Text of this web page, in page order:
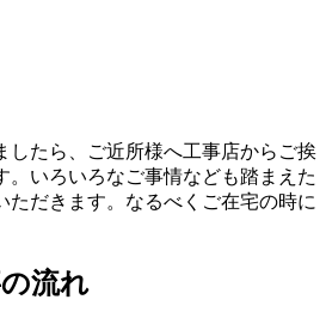
たら、ご近所様へ工事店からご挨
。いろいろなご事情なども踏まえた
ただきます。なるべくご在宅の時に
流れ